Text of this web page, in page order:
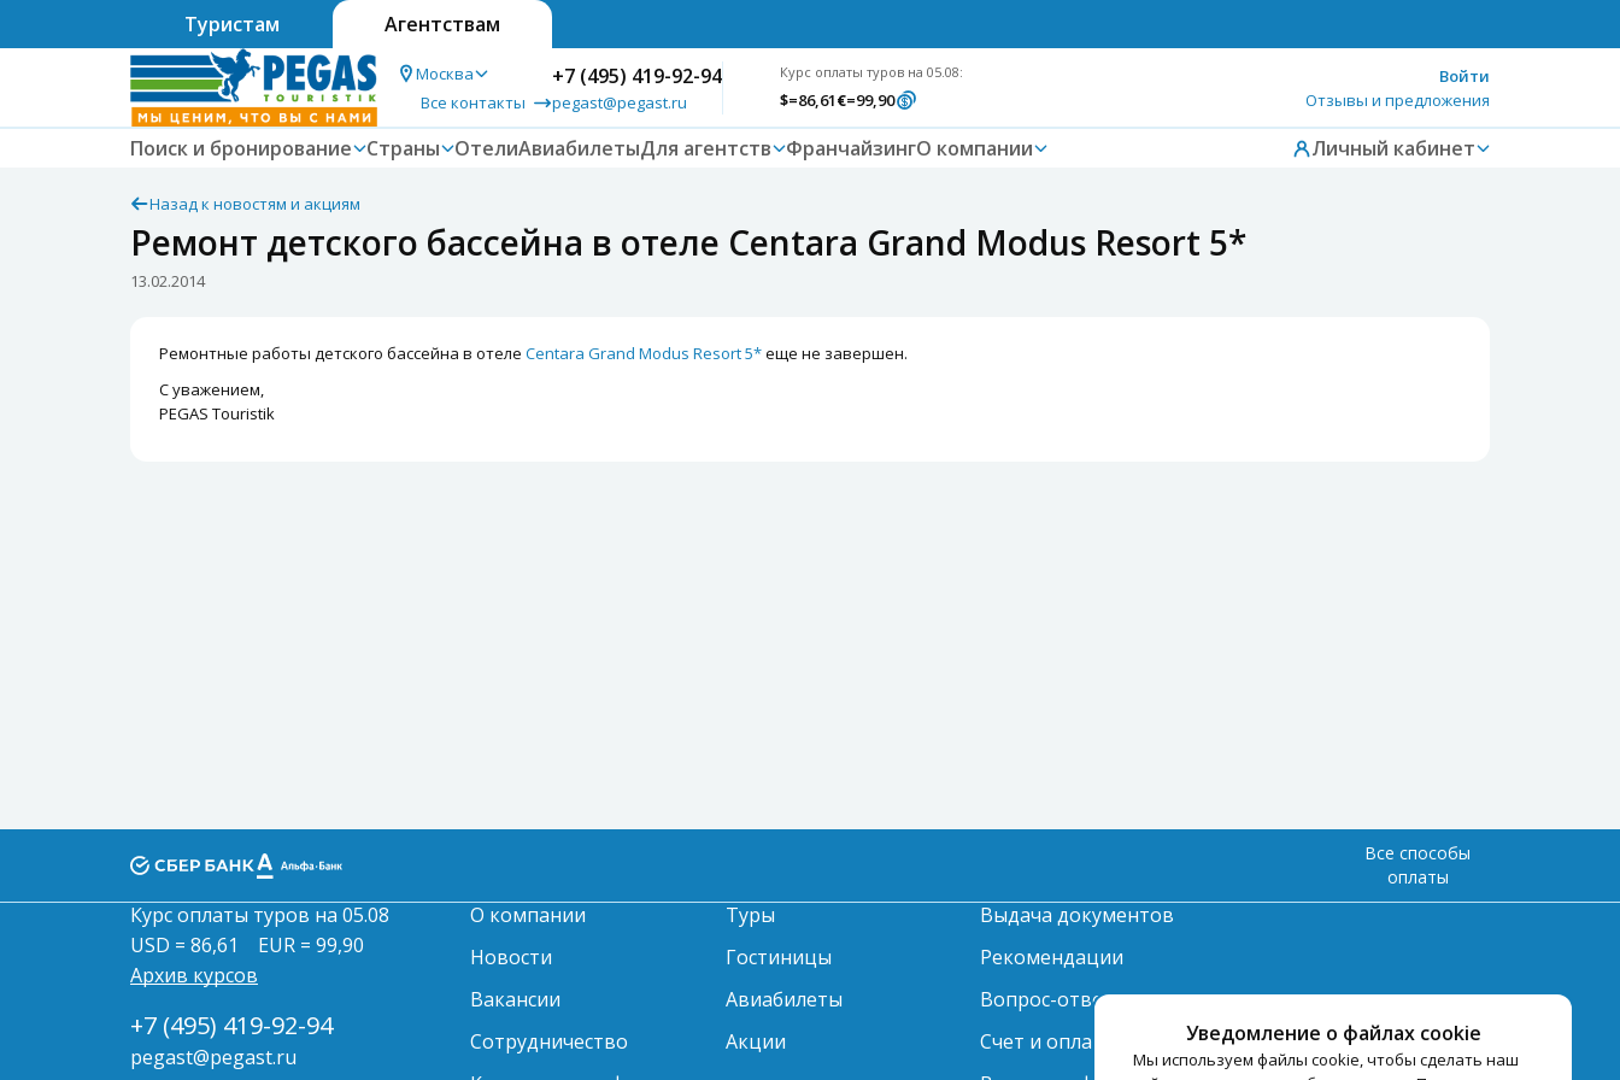
Туристам Агентствам
Москва
Все контакты
+7 (495) 419-92-94
pegast@pegast.ru
Курс оплаты туров на 05.08:
$=86,61€=99,90
Войти
Отзывы и предложения
Поиск и бронирование Страны ОтелиАвиабилетыДля агентств ФранчайзингО компании Личный кабинет
Назад к новостям и акциям
Ремонт детского бассейна в отеле Centara Grand Modus Resort 5*
13.02.2014
Ремонтные работы детского бассейна в отеле Centara Grand Modus Resort 5*еще не завершен.
С уважением,
PEGAS Touristik
Уведомление о файлах cookie
Мы используем файлы cookie, чтобы сделать наш
Все способы
оплаты
Курс оплаты туров на 05.08
USD = 86,61
EUR = 99,90
Архив курсов
+7 (495) 419-92-94
pegast@pegast.ru
О компании
Новости
Вакансии
Сотрудничество
Туры
Гостиницы
Авиабилеты
Акции
Выдача документов
Рекомендации
Вопрос-ответ
Счет и оплата